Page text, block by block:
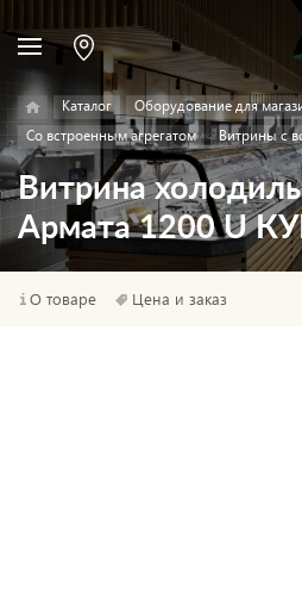
Каталог
Оборудование для
Со встроенным агрегатом
Витрины с
Витрина
Армата 1200 U
О товаре Цена и заказ